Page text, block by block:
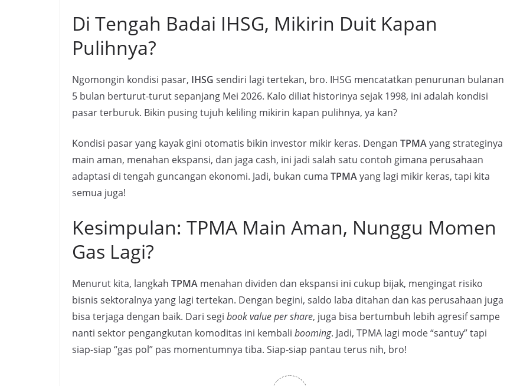
Di Tengah Badai IHSG, Mikirin Duit Kapan
Pulihnya?
Ngomongin kondisi pasar, IHSG sendiri lagi tertekan, bro. IHSG mencatatkan penurunan bulanan
5 bulan berturut-turut sepanjang Mei 2026. Kalo diliat historinya sejak 1998, ini adalah kondisi
pasar terburuk. Bikin pusing tujuh keliling mikirin kapan pulihnya, ya kan?
Kondisi pasar yang kayak gini otomatis bikin investor mikir keras. Dengan TPMAyang strateginya
main aman, menahan ekspansi, dan jaga cash, ini jadi salah satu contoh gimana perusahaan
adaptasi di tengah guncangan ekonomi. Jadi, bukan cuma TPMAyang lagi mikir keras, tapi kita
semua juga!
Kesimpulan: TPMA Main Aman, Nunggu Momen
Gas Lagi?
Menurut kita, langkah TPMA menahan dividen dan ekspansi ini cukup bijak, mengingat risiko
bisnis sektoralnya yang lagi tertekan. Dengan begini, saldo laba ditahan dan kas perusahaan juga
bisa terjaga dengan baik. Dari segi book value per share, juga bisa bertumbuh lebih agresif sampe
nanti sektor pengangkutan komoditas ini kembali booming. Jadi, TPMA lagi mode “santuy” tapi
siap-siap “gas pol” pas momentumnya tiba. Siap-siap pantau terus nih, bro!